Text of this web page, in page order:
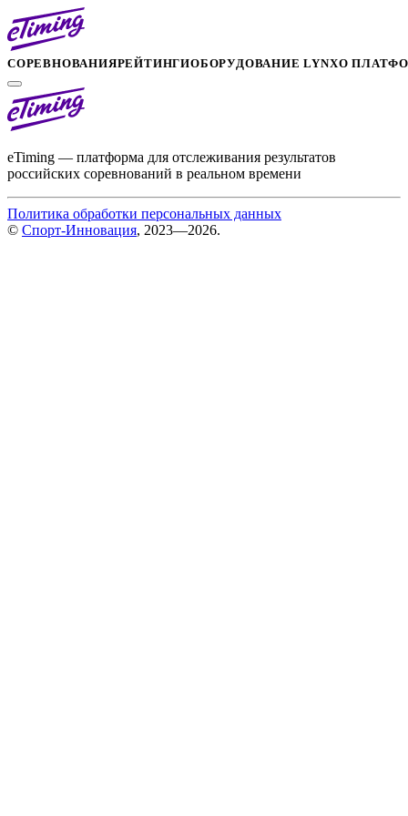
СОРЕВНОВАНИЯРЕЙТИНГИОБОРУДОВАНИЕ LYNXО
eTiming — платформа для отслеживания результатов
российских соревнований в реальном времени
Политика обработки персональных данных
© Спорт-Инновация, 2023—2026.